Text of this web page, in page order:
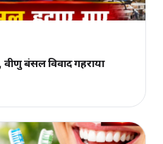
वीणु बंसल विवाद गहराया